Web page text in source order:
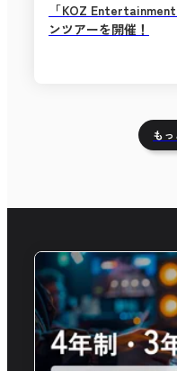
「KOZ
ンツアーを開催！
も